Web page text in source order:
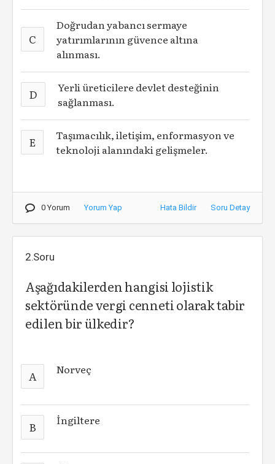
C
Doğrudan yabancı sermaye
yatırımlarının güvence altına
alınması.
D
Yerli üreticilere devlet desteğinin
sağlanması.
E
Taşımacılık, iletişim, enformasyon ve
teknoloji alanındaki gelişmeler.
0 Yorum Yorum Yap Hata Bildir Soru Detay
2.Soru
Aşağıdakilerden hangisi lojistik
sektöründe vergi cenneti olarak tabir
edilen bir ülkedir?
A Norveç
B İngiltere